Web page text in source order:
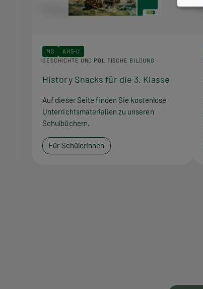
MS
AHS-U
GESCHICHTE UND POLITISCHE BILDUNG
History Snacks für die 3. Klasse
Auf dieser Seite finden Sie kostenlose
Unterrichtsmaterialien zu unseren
Schulbüchern.
Für SchülerInnen